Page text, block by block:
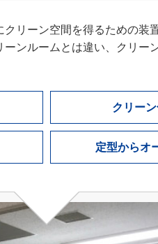
クリーン空間を得るための装
ンルームとは違い、クリー
クリー
定型からオ